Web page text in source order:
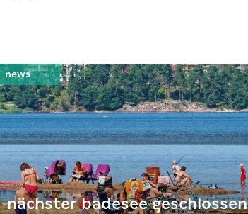
nächster badesee geschlossen